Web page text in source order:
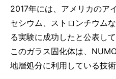
2017年には、アメリカのア
セシウム、ストロンチウム
る実験に成功したと公表して
このガラス固化体は、
地層処分に利用している技術